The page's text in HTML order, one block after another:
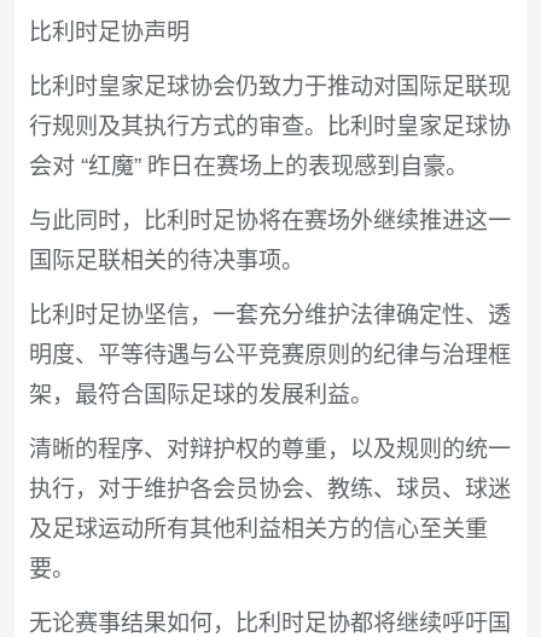
比利时足协声明
比利时皇家足球协会仍致力于推动对国际足联现
行规则及其执行方式的审查。比利时皇家足球协
会对 “红魔” 昨日在赛场上的表现感到自豪。
与此同时，比利时足协将在赛场外继续推进这一
国际足联相关的待决事项。
比利时足协坚信，一套充分维护法律确定性、透
明度、平等待遇与公平竞赛原则的纪律与治理框
架，最符合国际足球的发展利益。
清晰的程序、对辩护权的尊重，以及规则的统一
执行，对于维护各会员协会、教练、球员、球迷
及足球运动所有其他利益相关方的信心至关重
要。
无论赛事结果如何，比利时足协都将继续呼吁国